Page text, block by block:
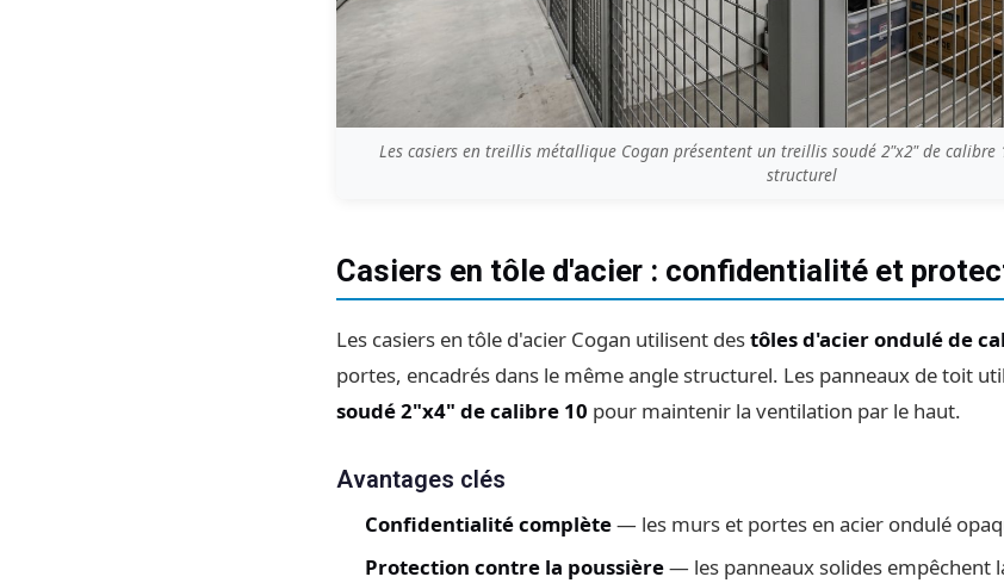
Les casiers en treillis métallique Cogan présentent un treillis soudé 2"x2" de calibre
structurel
Casiers en tôle d'acier : confidentialité et
Les casiers en tôle d'acier Cogan utilisent destôles d'acier ondulé de
portes, encadrés dans le même angle structurel. Les panneaux de toit
soudé 2"x4" de calibre 10 pour maintenir la ventilation par le haut.
Avantages clés
Confidentialité complète— les murs et portes en acier ondulé
Protection contre la poussière— les panneaux solides empêchent